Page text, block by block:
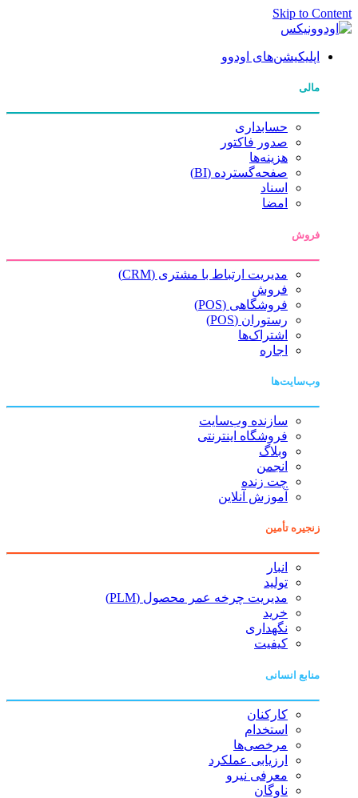
Skip to Content
اپلیکیشن‌های اودوو
مالی
حسابداری
صدور فاکتور
هزینه‌ها
صفحه‌گسترده (BI)
اسناد
امضا
فروش
مدیریت ارتباط با مشتری (CRM)
فروش
فروشگاهی (POS)
رستوران (POS)
اشتراک‌ها
اجاره
وب‌سایت‌ها
سازنده وب‌سایت
فروشگاه اینترنتی
وبلاگ
انجمن
چت زنده
آموزش آنلاین
زنجیره تأمین
انبار
تولید
مدیریت چرخه عمر محصول (PLM)
خرید
نگهداری
کیفیت
منابع انسانی
کارکنان
استخدام
مرخصی‌ها
ارزیابی عملکرد
معرفی نیرو
ناوگان